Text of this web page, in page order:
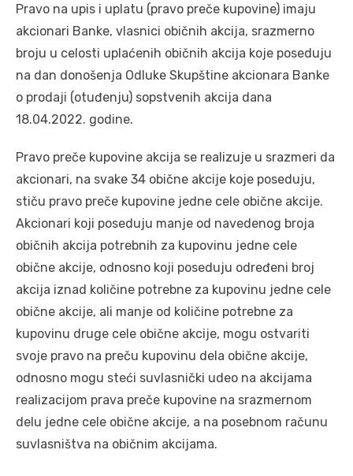
Pravo na upis i uplatu (pravo preče kupovine) imaju
akcionari Banke, vlasnici običnih akcija, srazmerno
broju u celosti uplaćenih običnih akcija koje poseduju
na dan donošenja Odluke Skupštine akcionara Banke
o prodaji (otuđenju) sopstvenih akcija dana
18.04.2022. godine.
Pravo preče kupovine akcija se realizuje u srazmeri da
akcionari, na svake 34 obične akcije koje poseduju,
stiču pravo preče kupovine jedne cele obične akcije.
Akcionari koji poseduju manje od navedenog broja
običnih akcija potrebnih za kupovinu jedne cele
obične akcije, odnosno koji poseduju određeni broj
akcija iznad količine potrebne za kupovinu jedne cele
obične akcije, ali manje od količine potrebne za
kupovinu druge cele obične akcije, mogu ostvariti
svoje pravo na preču kupovinu dela obične akcije,
odnosno mogu steći suvlasnički udeo na akcijama
realizacijom prava preče kupovine na srazmernom
delu jedne cele obične akcije, a na posebnom računu
suvlasništva na običnim akcijama.